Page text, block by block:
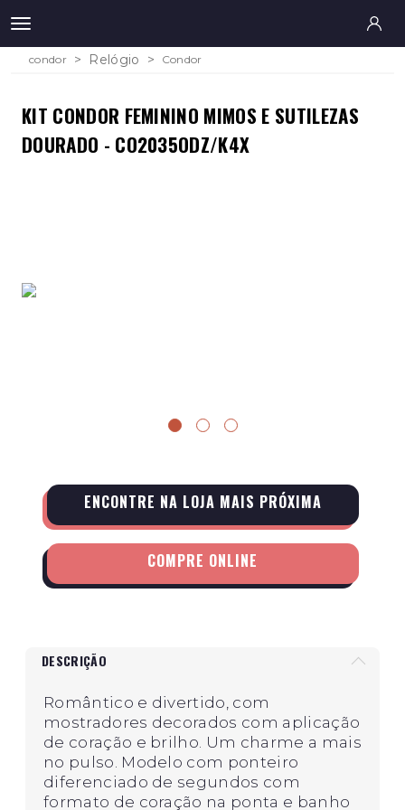
condor Relógio Condor
KIT CONDOR FEMININO MIMOS E SUTILEZAS
DOURADO - CO2035ODZ/K4X
ENCONTRE NA LOJA MAIS PRÓXIMA
COMPRE ONLINE
DESCRIÇÃO
Romântico e divertido, com
mostradores decorados com aplicação
de coração e brilho. Um charme a mais
no pulso. Modelo com ponteiro
diferenciado de segundos com
formato de coração na ponta e banho